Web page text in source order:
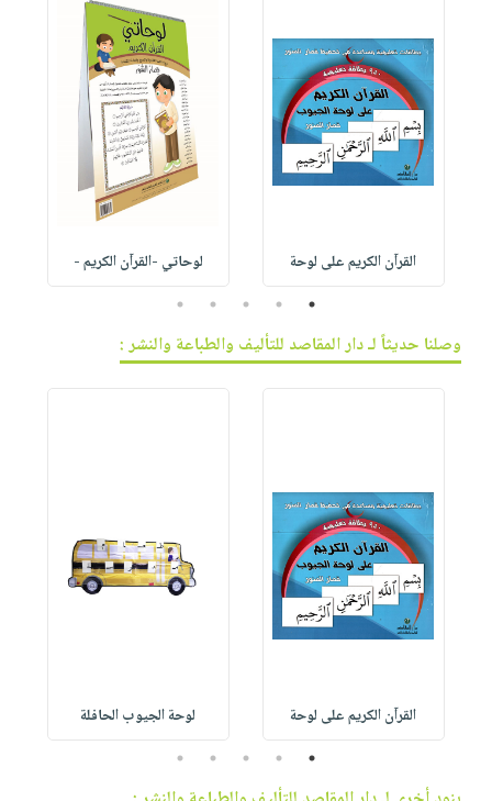
القرآن الكريم على لوحة لوحاتي -القرآن الكريم -
1
2
3
4
5
وصلنا حديثاً لـ دار المقاصد للتأليف والطباعة والنشر :
القرآن الكريم على لوحة لوحة الجيوب الحافلة
1
2
3
4
5